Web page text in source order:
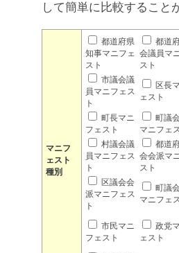
して簡単に比較すること
マニフ
ェスト
種別
都道府県
知事マニフェ
スト
都道
会議員マ
スト
市議会議
員マニフェス
ト
区長
ェスト
町長マニ
フェスト
町議
マニフェ
村議会議
員マニフェス
ト
都道
会会派マ
スト
区議会会
派マニフェス
ト
町議
マニフェ
市民マニ
フェスト
政党
ェスト